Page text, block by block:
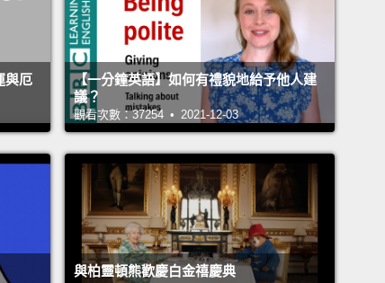
與厄
【一分鐘英語】如何有禮貌地給予他人建
議？
觀看次數：37254 • 2021-12-03
與柏靈頓熊歡慶白金禧慶典